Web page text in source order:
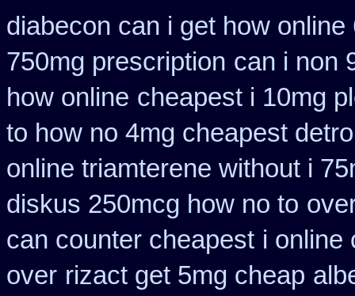
diabecon can i get how online
750mg prescription can i non
how online cheapest i 10mg
to how no 4mg cheapest
online triamterene without i
diskus 250mcg how no to
can counter cheapest i online
over rizact get 5mg cheap